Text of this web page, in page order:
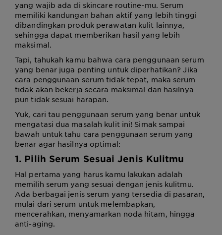
yang wajib ada di skincare routine-mu. Serum
memiliki kandungan bahan aktif yang lebih tinggi
dibandingkan produk perawatan kulit lainnya,
sehingga dapat memberikan hasil yang lebih
maksimal.
Tapi, tahukah kamu bahwa cara penggunaan serum
yang benar juga penting untuk diperhatikan? Jika
cara penggunaan serum tidak tepat, maka serum
tidak akan bekerja secara maksimal dan hasilnya
pun tidak sesuai harapan.
Yuk, cari tau penggunaan serum yang benar untuk
mengatasi dua masalah kulit ini! Simak sampai
bawah untuk tahu cara penggunaan serum yang
benar agar hasilnya optimal:
1. Pilih Serum Sesuai Jenis Kulitmu
Hal pertama yang harus kamu lakukan adalah
memilih serum yang sesuai dengan jenis kulitmu.
Ada berbagai jenis serum yang tersedia di pasaran,
mulai dari serum untuk melembapkan,
mencerahkan, menyamarkan noda hitam, hingga
anti-aging.